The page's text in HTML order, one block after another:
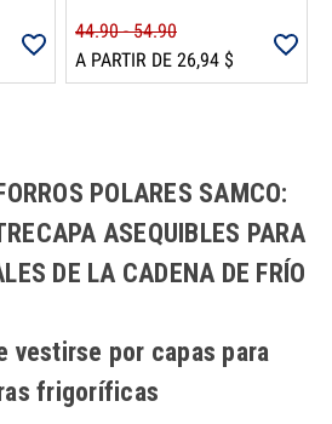
44.90 - 54.90
A PARTIR DE 26,94 $
POLARES SAMCO:
ASEQUIBLES PARA
DE LA CADENA DE FRÍO
vestirse por capas para
frigoríficas